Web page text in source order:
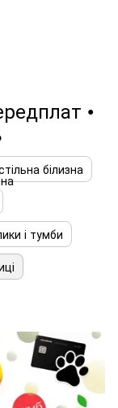
•
білизна
і тумби